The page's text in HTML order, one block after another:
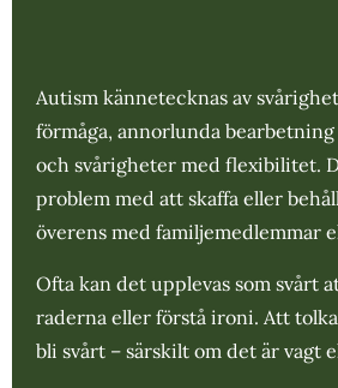
Autism kännetecknas av
förmåga, annorlunda
och svårigheter med flexibilitet.
problem med att skaffa eller
överens med familjemedlemmar
Ofta kan det upplevas som svårt
raderna eller förstå ironi. Att
bli svårt – särskilt om det är vagt